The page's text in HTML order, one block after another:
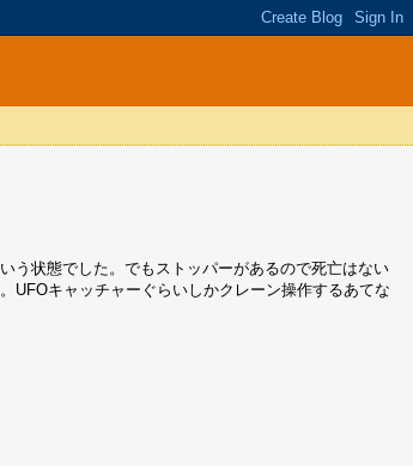
う状態でした。でもストッパーがあるので死亡はない
UFOキャッチャーぐらいしかクレーン操作するあてな